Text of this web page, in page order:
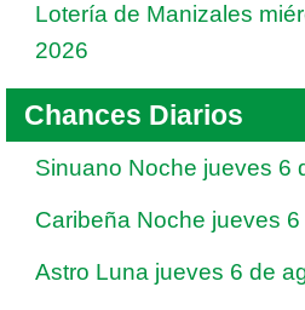
Lotería de Manizales
2026
Chances Diarios
Sinuano Noche jueves 6
Caribeña Noche jueves
Astro Luna jueves 6 de